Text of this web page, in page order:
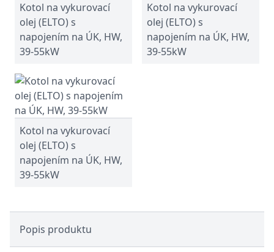
Kotol na vykurovací
olej (ELTO) s
napojením na ÚK, HW,
39-55kW
Kotol na vykurovací
olej (ELTO) s
napojením na ÚK, HW,
39-55kW
Kotol na vykurovací
olej (ELTO) s
napojením na ÚK, HW,
39-55kW
Popis produktu